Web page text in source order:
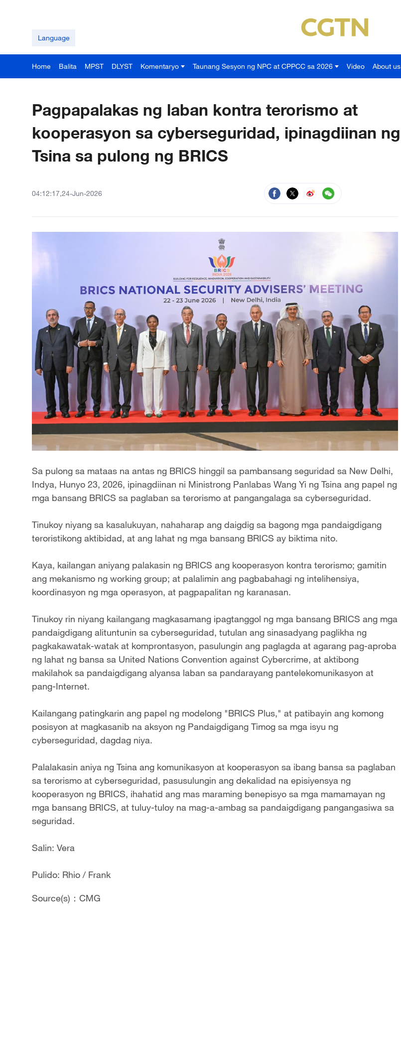
Language
Home Balita MPST DLYST Komentaryo Taunang Sesyon ng NPC at CPPCC sa 2026 Video About us
Pagpapalakas ng laban kontra terorismo at
kooperasyon sa cyberseguridad, ipinagdiinan ng
Tsina sa pulong ng BRICS
04:12:17,24-Jun-2026
Sa pulong sa mataas na antas ng BRICS hinggil sa pambansang seguridad sa New Delhi,
Indya, Hunyo 23, 2026, ipinagdiinan ni Ministrong Panlabas Wang Yi ng Tsina ang papel ng
mga bansang BRICS sa paglaban sa terorismo at pangangalaga sa cyberseguridad.
Tinukoy niyang sa kasalukuyan, nahaharap ang daigdig sa bagong mga pandaigdigang
teroristikong aktibidad, at ang lahat ng mga bansang BRICS ay biktima nito.
Kaya, kailangan aniyang palakasin ng BRICS ang kooperasyon kontra terorismo; gamitin
ang mekanismo ng working group; at palalimin ang pagbabahagi ng intelihensiya,
koordinasyon ng mga operasyon, at pagpapalitan ng karanasan.
Tinukoy rin niyang kailangang magkasamang ipagtanggol ng mga bansang BRICS ang mga
pandaigdigang alituntunin sa cyberseguridad, tutulan ang sinasadyang paglikha ng
pagkakawatak-watak at komprontasyon, pasulungin ang paglagda at agarang pag-aproba
ng lahat ng bansa sa United Nations Convention against Cybercrime, at aktibong
makilahok sa pandaigdigang alyansa laban sa pandarayang pantelekomunikasyon at
pang-Internet.
Kailangang patingkarin ang papel ng modelong "BRICS Plus," at patibayin ang komong
posisyon at magkasanib na aksyon ng Pandaigdigang Timog sa mga isyu ng
cyberseguridad, dagdag niya.
Palalakasin aniya ng Tsina ang komunikasyon at kooperasyon sa ibang bansa sa paglaban
sa terorismo at cyberseguridad, pasusulungin ang dekalidad na episiyensya ng
kooperasyon ng BRICS, ihahatid ang mas maraming benepisyo sa mga mamamayan ng
mga bansang BRICS, at tuluy-tuloy na mag-a-ambag sa pandaigdigang pangangasiwa sa
seguridad.
Salin: Vera
Pulido: Rhio / Frank
Source(s)：CMG